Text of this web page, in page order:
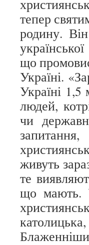
тепер
родину.
що
Україні.
Україні 1,5
людей,
чи
живуть
те
що мають.